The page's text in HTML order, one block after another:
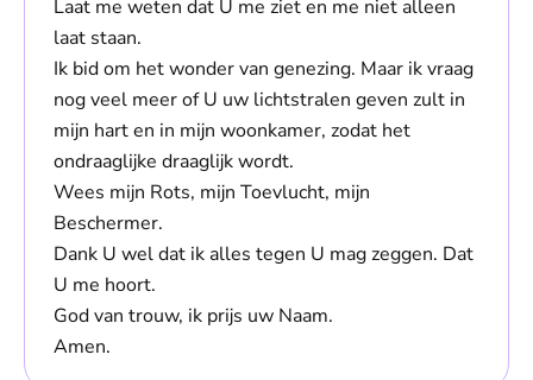
Laat me weten dat U me ziet en me niet alleen
laat staan.
Ik bid om het wonder van genezing. Maar ik vraag
nog veel meer of U uw lichtstralen geven zult in
mijn hart en in mijn woonkamer, zodat het
ondraaglijke draaglijk wordt.
Wees mijn Rots, mijn Toevlucht, mijn
Beschermer.
Dank U wel dat ik alles tegen U mag zeggen. Dat
U me hoort.
God van trouw, ik prijs uw Naam.
Amen.